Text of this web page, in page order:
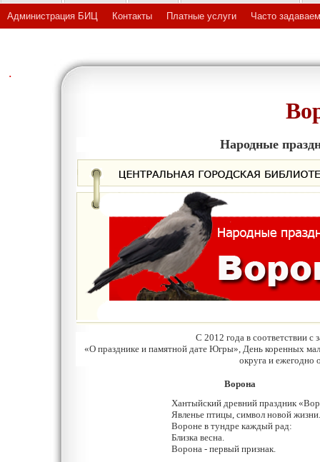
Администрация БИЦ Контакты Платные услуги Часто
.
Народные
С 2012 года в соответствии
«О празднике и памятной дате Югры», День коренных
округа и ежегодно
Ворона
Хантыйский древний праздник
Явленье птицы, символ новой жизни.
Вороне в тундре каждый рад:
Близка весна.
Ворона - первый признак.